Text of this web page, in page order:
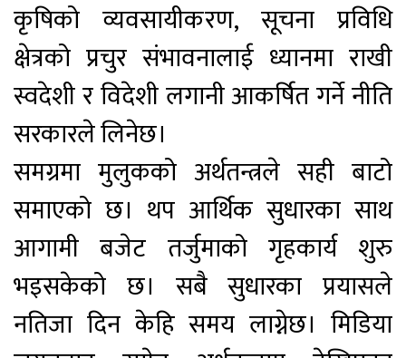
कृषिको व्यवसायीकरण, सूचना प्रविधि
क्षेत्रको प्रचुर संभावनालाई ध्यानमा राखी
स्वदेशी र विदेशी लगानी आकर्षित गर्ने नीति
सरकारले लिनेछ।
समग्रमा मुलुकको अर्थतन्त्रले सही बाटो
समाएको छ। थप आर्थिक सुधारका साथ
आगामी बजेट तर्जुमाको गृहकार्य शुरु
भइसकेको छ। सबै सुधारका प्रयासले
नतिजा दिन केहि समय लाग्नेछ। मिडिया